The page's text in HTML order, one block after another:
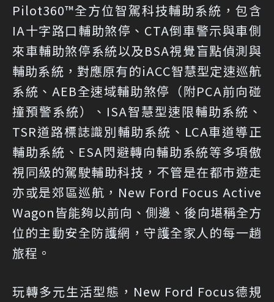
Pilot360™全方位智駕科技輔助系統，包含
IA十字路口輔助煞停、CTA倒車警示與車側
來車輔助煞停系統以及BSA視覺盲點偵測與
輔助系統，對應原有的iACC智慧型定速巡航
系統、AEB全速域輔助煞停（附PCA前向碰
撞預警系統）、ISA智慧型速限輔助系統、
TSR道路標誌識別輔助系統、LCA車道導正
輔助系統、ESA閃避轉向輔助系統等多項傲
視同級的駕駛輔助科技，不管是在都市遊走
亦或是郊區巡航，New Ford Focus Active
Wagon皆能夠以前向、側邊、後向堪稱全方
位的主動安全防護網，守護全家人的每一趟
旅程。
玩轉多元生活型態，New Ford Focus德規